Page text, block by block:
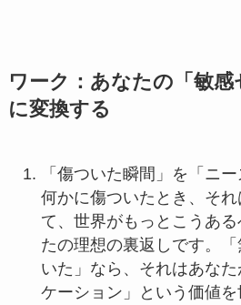
ワーク：あなたの「敏
に変換する
「傷ついた瞬間」を「ニ
何かに傷ついたとき、そ
て、世界がもっとこうあ
たの理想の裏返しです。
いた」なら、それはあな
ケーション」という価値